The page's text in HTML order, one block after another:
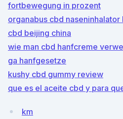
fortbewegung in prozent
organabus cbd
cbd beijing china
wie man cbd hanfcreme
ga hanfgesetze
kushy cbd gummy review
que es el aceite cbd y para
km